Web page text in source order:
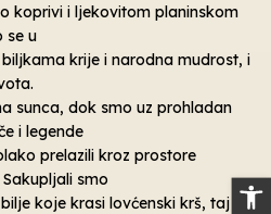
koprivi i ljekovitom planinskom
se u
krije i narodna mudrost, i
sunca, dok smo uz prohladan
i legende
prelazili kroz prostore
smo
koje krasi lovćenski krš, taj